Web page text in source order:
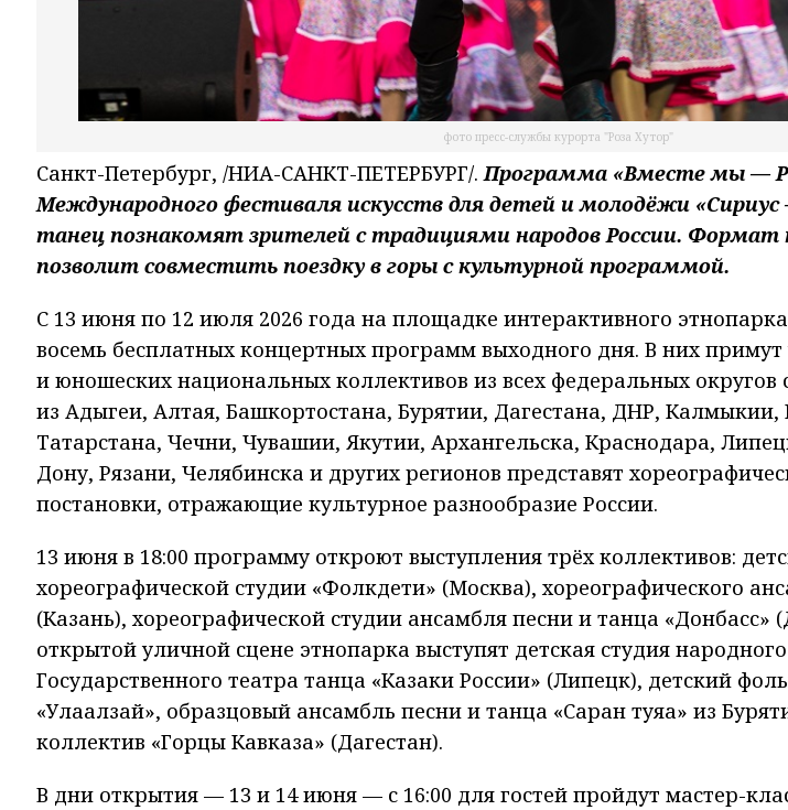
фото пресс-службы курорта "Роза Хутор"
Санкт-Петербург, /НИА-САНКТ-ПЕТЕРБУРГ/.Программа «Вместе мы —
Международного фестиваля искусств для детей и молодёжи
танец познакомят зрителей с традициями народов России. Формат
позволит совместить поездку в горы с культурной программой.
С 13 июня по 12 июля 2026 года на площадке интерактивного
восемь бесплатных концертных программ выходного дня. В них примут
и юношеских национальных коллективов из всех федеральных
из Адыгеи, Алтая, Башкортостана, Бурятии, Дагестана, ДНР,
Татарстана, Чечни, Чувашии, Якутии, Архангельска, Краснодара,
Дону, Рязани, Челябинска и других регионов представят
постановки, отражающие культурное разнообразие России.
13 июня в 18:00 программу откроют выступления трёх коллективов:
хореографической студии «Фолкдети» (Москва), хореографического
(Казань), хореографической студии ансамбля песни и танца «Донбасс»
открытой уличной сцене этнопарка выступят детская студия народного
Государственного театра танца «Казаки России» (Липецк), детский
«Улаалзай», образцовый ансамбль песни и танца «Саран туяа» из
коллектив «Горцы Кавказа» (Дагестан).
В дни открытия — 13 и 14 июня — с 16:00 для гостей пройдут мастер-